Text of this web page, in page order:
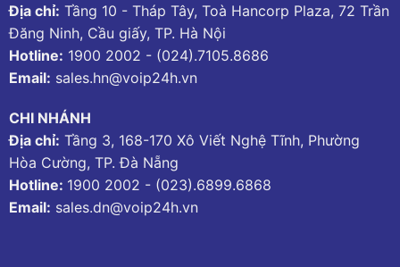
Địa chỉ: Tầng 10 - Tháp Tây, Toà Hancorp Plaza, 72 Trần
Đăng Ninh, Cầu giấy, TP. Hà Nội
Hotline: 1900 2002 - (024).7105.8686
Email: sales.hn@voip24h.vn
CHI NHÁNH
Địa chỉ: Tầng 3, 168-170 Xô Viết Nghệ Tĩnh, Phường
Hòa Cường, TP. Đà Nẵng
Hotline: 1900 2002 - (023).6899.6868
Email: sales.dn@voip24h.vn